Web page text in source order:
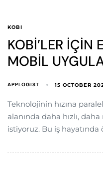
KOBI
KOBİ’LER İÇİN
MOBİL
APPLOGIST 15 OCTOBER
Teknolojinin hızına
alanında daha hızlı,
istiyoruz. Bu iş hayatında